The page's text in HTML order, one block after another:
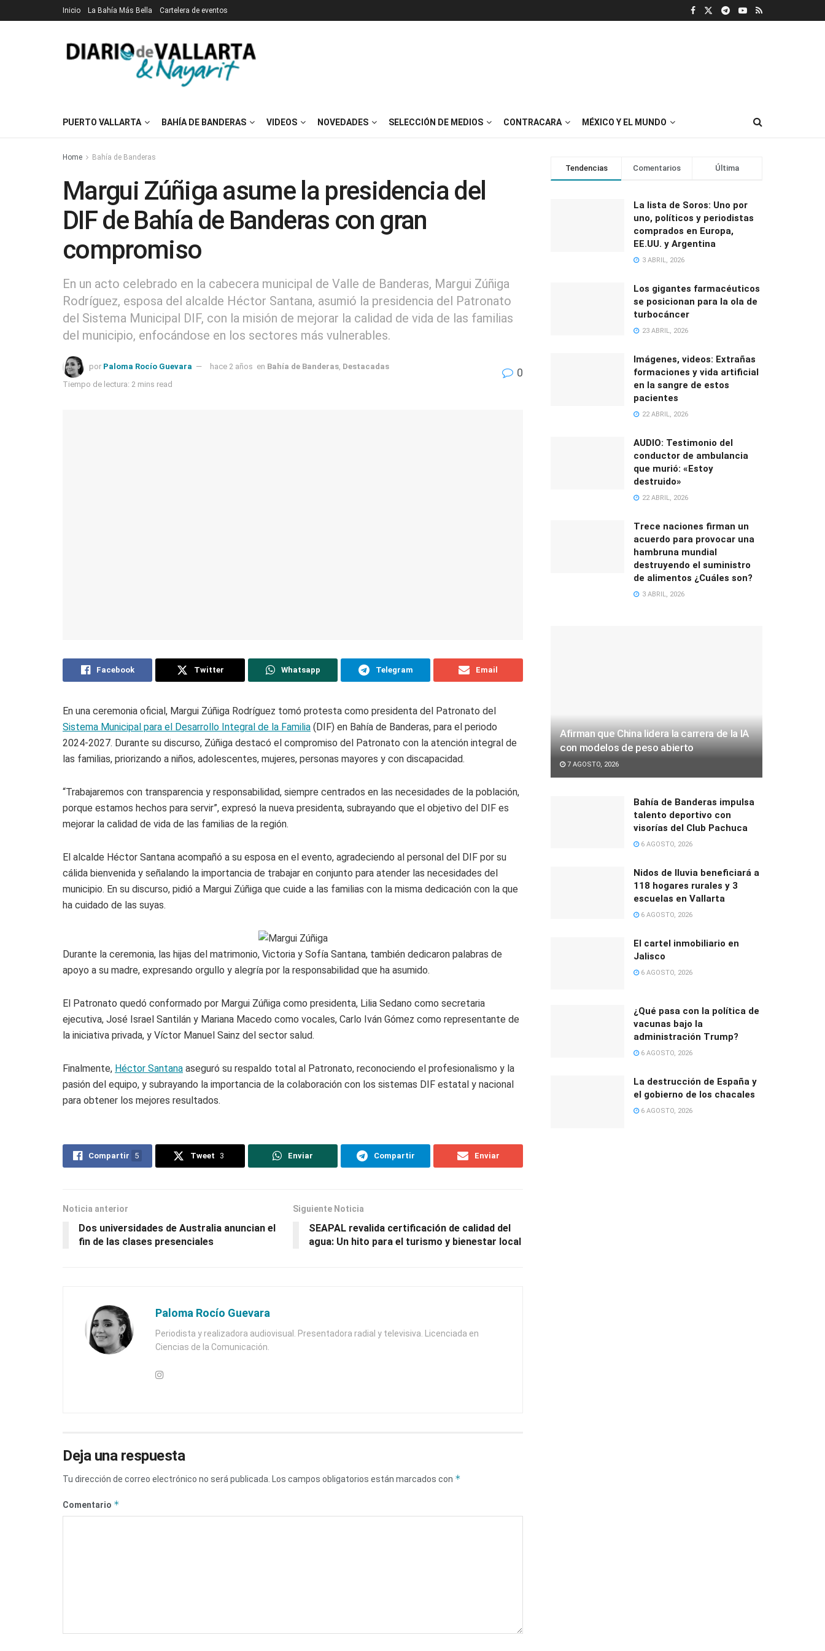
Inicio La Bahía Más Bella Cartelera de eventos
PUERTO VALLARTA BAHÍA DE BANDERAS VIDEOS NOVEDADES SELECCIÓN DE MEDIOS CONTRACARA MÉXICO Y EL MUNDO
Home Bahía de Banderas
Margui Zúñiga asume la presidencia del
DIF de Bahía de Banderas con gran
compromiso
En un acto celebrado en la cabecera municipal de Valle de Banderas, Margui Zúñiga
Rodríguez, esposa del alcalde Héctor Santana, asumió la presidencia del Patronato
del Sistema Municipal DIF, con la misión de mejorar la calidad de vida de las familias
del municipio, enfocándose en los sectores más vulnerables.
por Paloma Rocío Guevara hace 2 años en Bahía de Banderas Destacadas
Tiempo de lectura: 2 mins read
0
Facebook Twitter Whatsapp Telegram Email
En una ceremonia oficial, Margui Zúñiga Rodríguez tomó protesta como presidenta del Patronato del
Sistema Municipal para el Desarrollo Integral de la Familia (DIF) en Bahía de Banderas, para el periodo
2024-2027. Durante su discurso, Zúñiga destacó el compromiso del Patronato con la atención integral de
las familias, priorizando a niños, adolescentes, mujeres, personas mayores y con discapacidad.
“Trabajaremos con transparencia y responsabilidad, siempre centrados en las necesidades de la población,
porque estamos hechos para servir”, expresó la nueva presidenta, subrayando que el objetivo del DIF es
mejorar la calidad de vida de las familias de la región.
El alcalde Héctor Santana acompañó a su esposa en el evento, agradeciendo al personal del DIF por su
cálida bienvenida y señalando la importancia de trabajar en conjunto para atender las necesidades del
municipio. En su discurso, pidió a Margui Zúñiga que cuide a las familias con la misma dedicación con la que
ha cuidado de las suyas.
Durante la ceremonia, las hijas del matrimonio, Victoria y Sofía Santana, también dedicaron palabras de
apoyo a su madre, expresando orgullo y alegría por la responsabilidad que ha asumido.
El Patronato quedó conformado por Margui Zúñiga como presidenta, Lilia Sedano como secretaria
ejecutiva, José Israel Santilán y Mariana Macedo como vocales, Carlo Iván Gómez como representante de
la iniciativa privada, y Víctor Manuel Sainz del sector salud.
Finalmente, Héctor Santana aseguró su respaldo total al Patronato, reconociendo el profesionalismo y la
pasión del equipo, y subrayando la importancia de la colaboración con los sistemas DIF estatal y nacional
para obtener los mejores resultados.
Compartir 5 Tweet 3 Enviar Compartir Enviar
Noticia anterior
Dos universidades de Australia anuncian el
fin de las clases presenciales
Siguiente Noticia
SEAPAL revalida certificación de calidad del
agua: Un hito para el turismo y bienestar local
Paloma Rocío Guevara
Periodista y realizadora audiovisual. Presentadora radial y televisiva. Licenciada en
Ciencias de la Comunicación.
Deja una respuesta
Tu dirección de correo electrónico no será publicada. Los campos obligatorios están marcados con *
Comentario *
Tendencias Comentarios Última
La lista de Soros: Uno por
uno, políticos y periodistas
comprados en Europa,
EE.UU. y Argentina
3 ABRIL, 2026
Los gigantes farmacéuticos
se posicionan para la ola de
turbocáncer
23 ABRIL, 2026
Imágenes, videos: Extrañas
formaciones y vida artificial
en la sangre de estos
pacientes
22 ABRIL, 2026
AUDIO: Testimonio del
conductor de ambulancia
que murió: «Estoy
destruido»
22 ABRIL, 2026
Trece naciones firman un
acuerdo para provocar una
hambruna mundial
destruyendo el suministro
de alimentos ¿Cuáles son?
3 ABRIL, 2026
Afirman que China lidera la carrera de la IA
con modelos de peso abierto
7 AGOSTO, 2026
Bahía de Banderas impulsa
talento deportivo con
visorías del Club Pachuca
6 AGOSTO, 2026
Nidos de lluvia beneficiará a
118 hogares rurales y 3
escuelas en Vallarta
6 AGOSTO, 2026
El cartel inmobiliario en
Jalisco
6 AGOSTO, 2026
¿Qué pasa con la política de
vacunas bajo la
administración Trump?
6 AGOSTO, 2026
La destrucción de España y
el gobierno de los chacales
6 AGOSTO, 2026